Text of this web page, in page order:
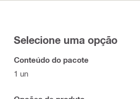
Selecione uma opção
Conteúdo do pacote
1 un